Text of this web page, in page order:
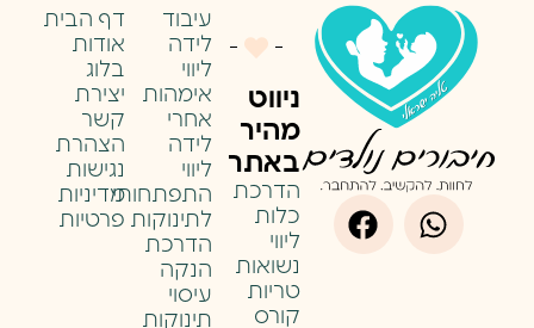
ניווט
מהיר
באתר
הדרכת
כלות
ליווי
נשואות
טריות
קורס
עיבוד
לידה
ליווי
אימהות
אחרי
לידה
ליווי
התפתחותי
לתינוקות
הדרכת
הנקה
עיסוי
תינוקות
דף הבית
אודות
בלוג
יצירת
קשר
הצהרת
נגישות
מדיניות
פרטיות